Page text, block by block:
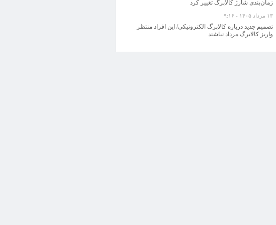
زمان‌بندی شارژ کالابرگ تغییر کرد
۱۳ مرداد ۱۴۰۵ - ۹:۱۶
تصمیم جدید درباره کالابرگ الکترونیکی/ این افراد منتظر
واریز کالابرگ مرداد نباشند